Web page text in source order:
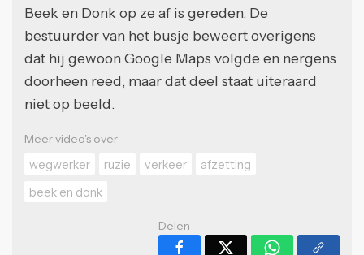
Beek en Donk op ze af is gereden. De
bestuurder van het busje beweert overigens
dat hij gewoon Google Maps volgde en nergens
doorheen reed, maar dat deel staat uiteraard
niet op beeld.
Meer video's over
wegwerker
ruzie verkeer
afzetting
beek en donk
Delen